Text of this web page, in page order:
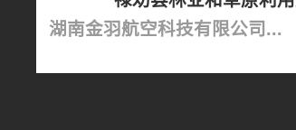
湖南金羽航空科技有限公司...